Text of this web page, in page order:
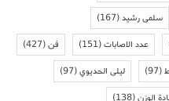
سلمى رشيد(167)
عدد الاصابات(151) فن(427)
(97) ليلى الحديوي(97)
الوزن(138)